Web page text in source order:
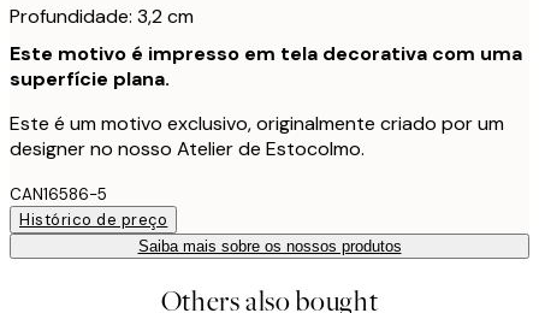
Profundidade: 3,2 cm
Este motivo é impresso em tela decorativa com uma
superfície plana.
Este é um motivo exclusivo, originalmente criado por um
designer no nosso Atelier de Estocolmo.
CAN16586-5
Histórico de preço
Saiba mais sobre os nossos produtos
Others also bought